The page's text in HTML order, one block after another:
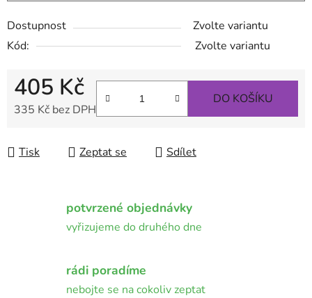
Dostupnost
Zvolte variantu
Kód:
Zvolte variantu
405 Kč
335 Kč bez DPH
DO KOŠÍKU
Tisk Zeptat se Sdílet
potvrzené objednávky
vyřizujeme do druhého dne
rádi poradíme
nebojte se na cokoliv zeptat